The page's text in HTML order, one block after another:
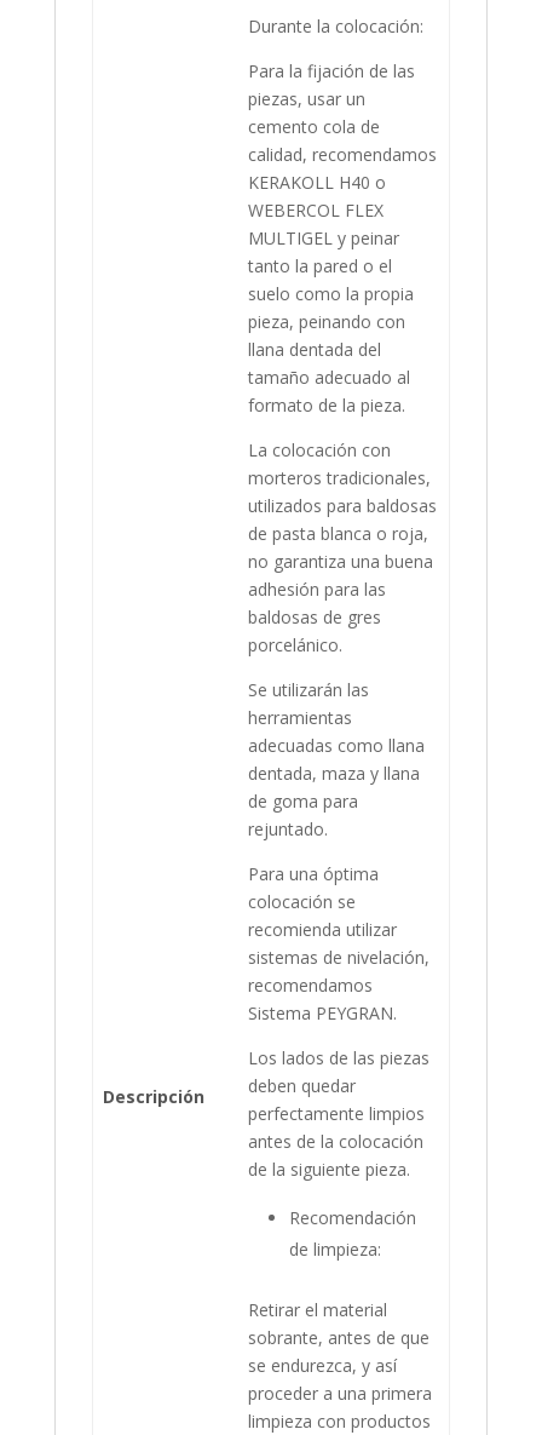
Descripción
Durante la colocación:
Para la fijación de las
piezas, usar un
cemento cola de
calidad, recomendamos
KERAKOLL H40 o
WEBERCOL FLEX
MULTIGEL y peinar
tanto la pared o el
suelo como la propia
pieza, peinando con
llana dentada del
tamaño adecuado al
formato de la pieza.
La colocación con
morteros tradicionales,
utilizados para baldosas
de pasta blanca o roja,
no garantiza una buena
adhesión para las
baldosas de gres
porcelánico.
Se utilizarán las
herramientas
adecuadas como llana
dentada, maza y llana
de goma para
rejuntado.
Para una óptima
colocación se
recomienda utilizar
sistemas de nivelación,
recomendamos
Sistema PEYGRAN.
Los lados de las piezas
deben quedar
perfectamente limpios
antes de la colocación
de la siguiente pieza.
Recomendación
de limpieza:
Retirar el material
sobrante, antes de que
se endurezca, y así
proceder a una primera
limpieza con productos